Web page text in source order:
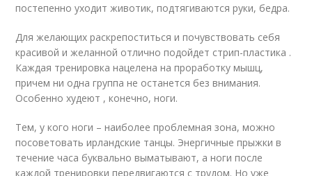
постепенно уходит животик, подтягиваются руки, бедра.
Для желающих раскрепоститься и почувствовать себя
красивой и желанной отлично подойдет стрип-пластика .
Каждая тренировка нацелена на проработку мышц,
причем ни одна группа не останется без внимания.
Особенно худеют , конечно, ноги.
Тем, у кого ноги – наиболее проблемная зона, можно
посоветовать ирландские танцы. Энергичные прыжки в
течение часа буквально выматывают, а ноги после
каждой тренировки передвигаются с трудом. Но уже